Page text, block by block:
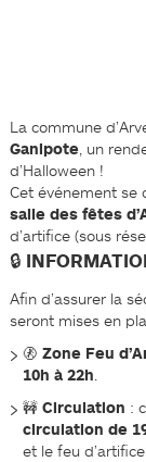
La commune
Ganipote, un
d’Halloween !
Cet événement se
salle des fêtes
d’artifice (sous
🔒
Afin d’assurer la
seront mises en
🚷 Zone Feu
10h à 22h.
🚧 Circulation :
circulation de
et le feu